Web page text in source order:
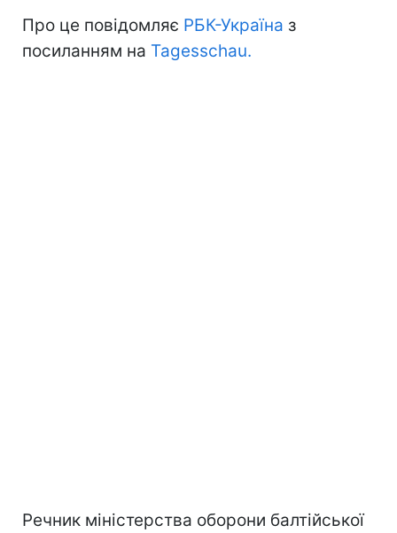
Про це повідомляє РБК-Україна з
посиланням на Tagesschau.
Речник міністерства оборони балтійської